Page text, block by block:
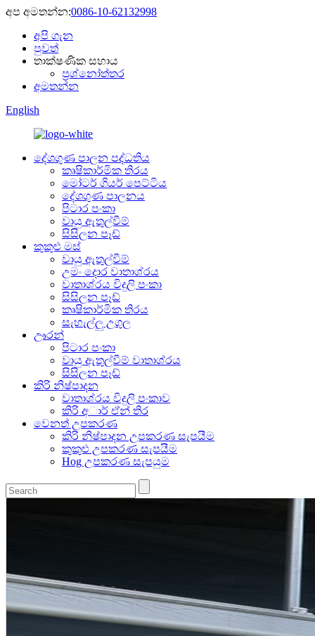
අප අමතන්න:0086-10-62132998
අපි ගැන
පුවත්
තාක්ෂණික සහාය
ප්‍රශ්නෝත්තර
අමතන්න
English
දේශගුණ පාලන පද්ධතිය
කෘෂිකාර්මික තිරය
මෝටර් ගියර් පෙට්ටිය
දේශගුණ පාලනය
පිටාර පංකා
වායු ඇතුල්වීම්
සිසිලන පෑඩ්
කුකුළු මස්
වායු ඇතුල්වීම්
උමං දොර වාතාශ්රය
වාතාශ්රය විදුලි පංකා
සිසිලන පෑඩ්
කෘෂිකාර්මික තිරය
සැහැල්ලු උගුල
ඌරන්
පිටාර පංකා
වායු ඇතුල්වීම් වාතාශ්රය
සිසිලන පෑඩ්
කිරි නිෂ්පාදන
වාතාශ්රය විදුලි පංකාව
කිරි අාර් ඒන් තිර
වෙනත් උපකරණ
කිරි නිෂ්පාදන උපකරණ සැපයීම
කුකුළු උපකරණ සැපයීම
Hog උපකරණ සැපයුම